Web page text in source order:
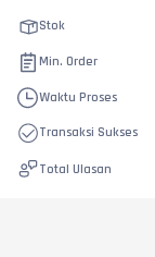
Stok
Min. Order
Waktu Proses
Transaksi Sukses
Total Ulasan